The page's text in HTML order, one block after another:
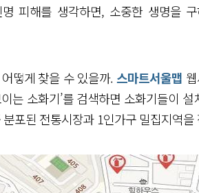
피해를 생각하면, 소중한 생명을
떻게 찾을 수 있을까. 스마트서울맵
는 소화기’를 검색하면 소화기들이
포된 전통시장과 1인가구 밀집지역을